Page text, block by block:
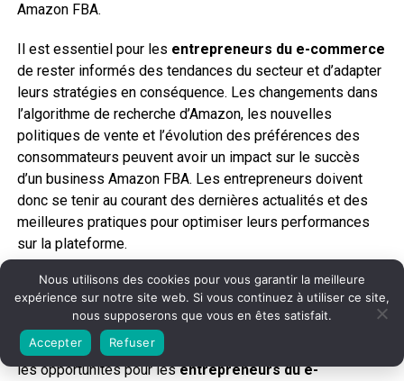
Amazon FBA.
Il est essentiel pour les entrepreneurs du e-commerce
de rester informés des tendances du secteur et d’adapter
leurs stratégies en conséquence. Les changements dans
l’algorithme de recherche d’Amazon, les nouvelles
politiques de vente et l’évolution des préférences des
consommateurs peuvent avoir un impact sur le succès
d’un business Amazon FBA. Les entrepreneurs doivent
donc se tenir au courant des dernières actualités et des
meilleures pratiques pour optimiser leurs performances
sur la plateforme.
En résumé, le business Amazon FBA présente un avenir
prometteur en 2024 et au-delà. La croissance continue
d’Amazon, les avantages logistiques du service FBA et les
tendances du e-commerce
les opportunités pour lesentrepreneurs du e-
Nous utilisons des cookies pour vous garantir la meilleure
expérience sur notre site web. Si vous continuez à utiliser ce site,
nous supposerons que vous en êtes satisfait.
Accepter
Refuser